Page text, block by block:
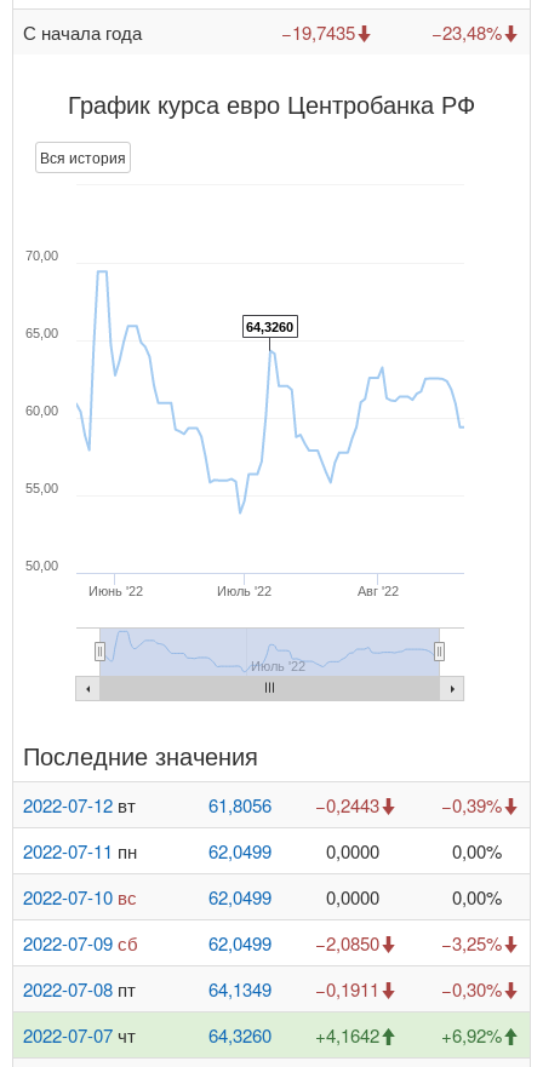
С начала года
−19,7435 −23,48%
График курса евро Центробанка РФ
Вся история
64,3260
Июнь '22 Июль '22 Авг '22
Июль '22
50,00
55,00
60,00
65,00
70,00
Последние значения
2022-07-12 вт 61,8056 −0,2443
−0,39%
2022-07-11 пн 62,0499 0,0000
0,00%
2022-07-10 вс 62,0499 0,0000
0,00%
2022-07-09сб 62,0499 −2,0850
−3,25%
2022-07-08 пт 64,1349 −0,1911
−0,30%
2022-07-07 чт 64,3260 +4,1642
+6,92%